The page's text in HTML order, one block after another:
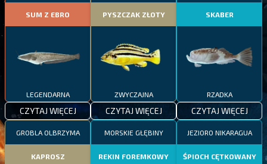
SUM Z EBRO
LEGENDARNA
CZYTAJ WIĘCEJ
PYSZCZAK ZŁOTY
ZWYCZAJNA
CZYTAJ WIĘCEJ
SKABER
RZADKA
CZYTAJ WIĘCEJ
GROBLA OLBRZYMA
KAPROSZ
MORSKIE GŁĘBINY
REKIN FOREMKOWY
JEZIORO NIKARAGUA
ŚPIOCH CĘTKOWANY